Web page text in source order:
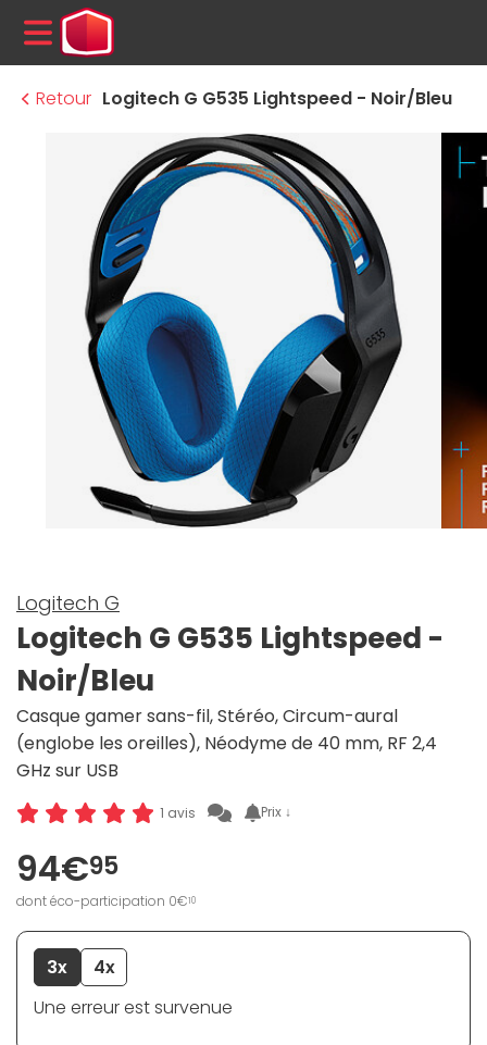
MENU
Retour Logitech G G535 Lightspeed - Noir/Bleu
Logitech G
Logitech G G535 Lightspeed -
Noir/Bleu
Casque gamer sans-fil, Stéréo, Circum-aural
(englobe les oreilles), Néodyme de 40 mm, RF 2,4
GHz sur USB
1 avis Prix ↓
94€95
dont éco-participation 0€10
3x
4x
Une erreur est survenue